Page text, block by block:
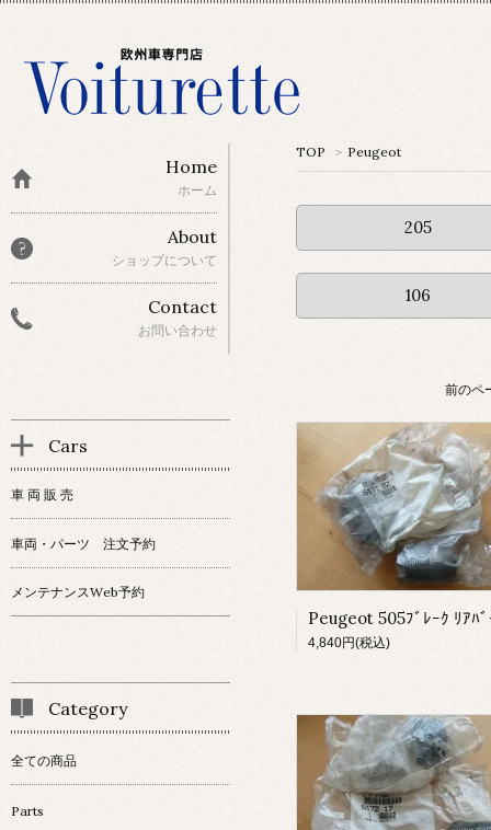
TOP > Peugeot
205
106
前のペ
4,840円(税込)
Home
ホーム
About
ショップについて
Contact
お問い合わせ
Cars
車 両 販 売
車両・パーツ 注文予約
メンテナンスWeb予約
Category
全ての商品
Parts